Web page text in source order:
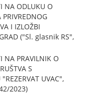
NA ODLUKU O
I IZLOŽBI
("Sl. glasnik RS",
NA PRAVILNIK O
S
UVAC",
2023)